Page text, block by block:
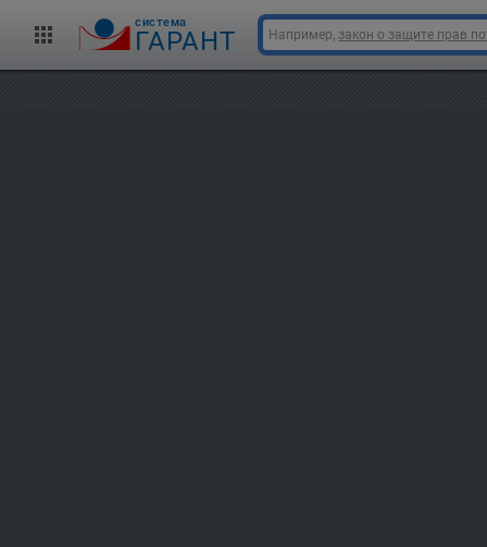
cистема
ГАРАНТ Например, закон о защите прав